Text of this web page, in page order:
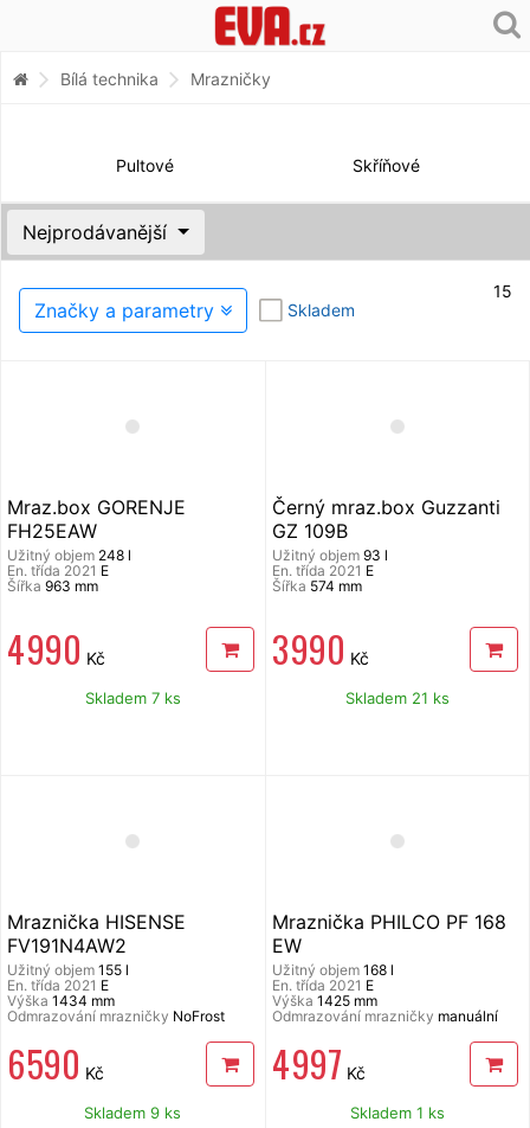
Bílá technika Mrazničky
Pultové Skříňové
Nejprodávanější
15
Značky a parametry Skladem
Mraz.box GORENJE
FH25EAW
Užitný objem 248 l
En. třída 2021 E
Šířka 963 mm
4 990 Kč
Skladem 7 ks
Černý mraz.box Guzzanti
GZ 109B
Užitný objem 93 l
En. třída 2021 E
Šířka 574 mm
3 990 Kč
Skladem 21 ks
Mraznička HISENSE
FV191N4AW2
Užitný objem 155 l
En. třída 2021 E
Výška 1434 mm
Odmrazování mrazničky NoFrost
6 590 Kč
Skladem 9 ks
Mraznička PHILCO PF 168
EW
Užitný objem 168 l
En. třída 2021 E
Výška 1425 mm
Odmrazování mrazničky manuální
4 997 Kč
Skladem 1 ks